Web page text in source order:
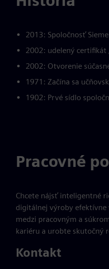
2013: Spoločnosť
2002: udelený certifikát
2002: Otvorenie
1971: Začína sa
1902: Prvé sídlo
Pracovné
Chcete nájsť inteligentné
digitálnej výroby efektívne
medzi pracovným a
kariéru a urobte skutočný
Kontakt